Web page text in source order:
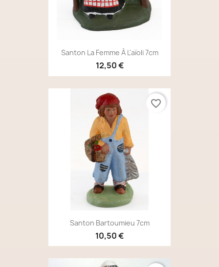
Santon La Femme À L'aïoli 7cm
12,50 €
Santon Bartoumieu 7cm
10,50 €
favorite_border